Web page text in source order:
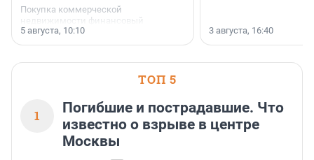
Покупка коммерческой
недвижимости финансовый
инструмент, доступный для многих
предпринимателей. Будь то новый
или готовый арендный бизнес —
успех сделки зависит от правильного
5 августа, 10:10 3 августа, 16:40
ТОП 5
1
Погибшие и пострадавшие. Что
известно о взрыве в центре
Москвы